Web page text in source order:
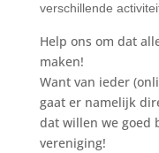
verschillende
Help ons om dat
maken!
Want van ieder
gaat er namelijk
dat willen we goed
vereniging!